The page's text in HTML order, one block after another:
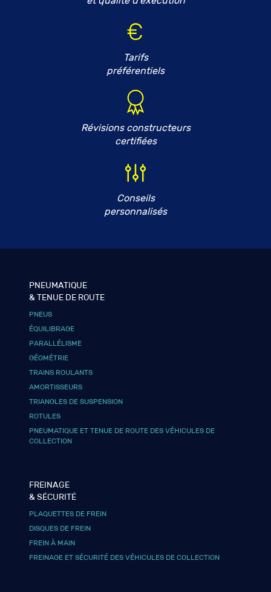
Tarifs
préférentiels
Révisions constructeurs
certifiées
Conseils
personnalisés
PNEUMATIQUE
& TENUE DE ROUTE
PNEUS
ÉQUILIBRAGE
PARALLÉLISME
GÉOMÉTRIE
TRAINS ROULANTS
AMORTISSEURS
TRIANGLES DE SUSPENSION
ROTULES
PNEUMATIQUE ET TENUE DE ROUTE DES VÉHICULES DE
COLLECTION
FREINAGE
& SÉCURITÉ
PLAQUETTES DE FREIN
DISQUES DE FREIN
FREIN À MAIN
FREINAGE ET SÉCURITÉ DES VÉHICULES DE COLLECTION